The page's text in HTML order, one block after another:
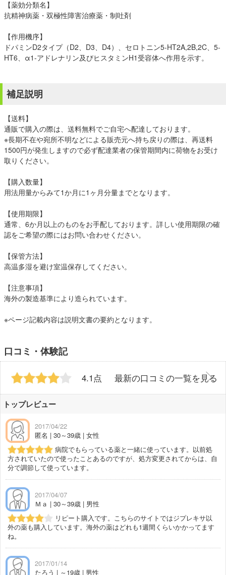
【薬効分類名】
抗精神病薬・双極性障害治療薬・制吐剤
【作用機序】
ドパミンD2タイプ（D2、D3、D4）、セロトニン5-HT2A,2B,2C、5-
HT6、α1-アドレナリン及びヒスタミンH1受容体へ作用を示す。
補足説明
【送料】
通販で購入の際は、送料無料でご自宅へ配達しております。
※長期不在や宛所不明などによる販売元へ持ち戻りの際は、再送料
1500円が発生しますので必ず配達業者の保管期間内に荷物をお受け
取りください。
【購入数量】
用法用量からみて1か月に1ヶ月分量までとなります。
【使用期限】
通常、6か月以上のものをお手配しております。詳しい使用期限の確
認をご希望の際にはお問い合わせください。
【保管方法】
高温多湿を避け室温保存してください。
【注意事項】
海外の製造基準により造られています。
※ページ記載内容は説明文書の要約となります。
口コミ・体験記
4.1点 最新の口コミの一覧を見る
トップレビュー
2017/04/22
匿名 | 30～39歳 | 女性
病院でもらっている薬と一緒に使っています。以前処
方されていたので使ったことあるのですが、処方変更されてからは、自
分で調節して使っています。
2017/04/07
Ｍａ | 30～39歳 | 男性
リピート購入です。こちらのサイトではジプレキサ以
外の薬も購入しています。海外の薬はどれも1週間くらいかかってます
ね。
2017/01/14
たろう | ～19歳 | 男性